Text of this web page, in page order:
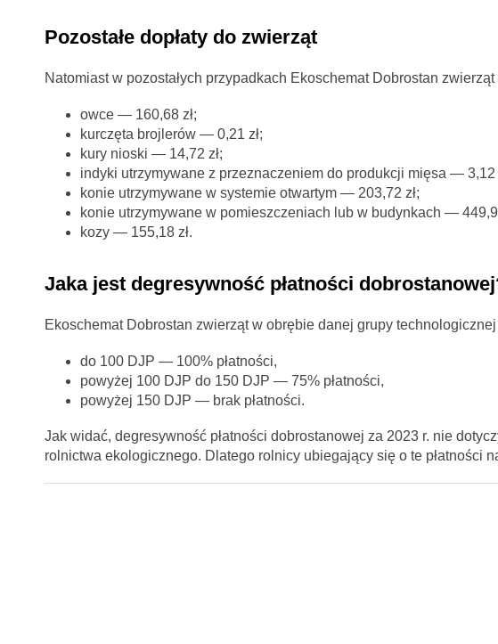
Pozostałe dopłaty do zwierząt
Natomiast w pozostałych przypadkach Ekoschemat Dobrostan
owce — 160,68 zł;
kurczęta brojlerów — 0,21 zł;
kury nioski — 14,72 zł;
indyki utrzymywane z przeznaczeniem do produkcji mięsa — 3,12
konie utrzymywane w systemie otwartym — 203,72 zł;
konie utrzymywane w pomieszczeniach lub w budynkach —
kozy — 155,18 zł.
Jaka jest degresywność płatności
Ekoschemat Dobrostan zwierząt w obrębie danej grupy
do 100 DJP — 100% płatności,
powyżej 100 DJP do 150 DJP — 75% płatności,
powyżej 150 DJP — brak płatności.
Jak widać, degresywność płatności dobrostanowej za 2023 r. nie
rolnictwa ekologicznego. Dlatego rolnicy ubiegający się o te płatności